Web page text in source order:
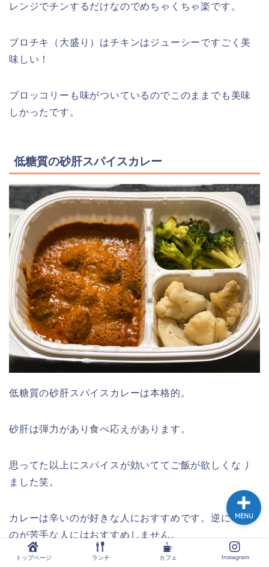
レンジでチンするだけなのでめちゃくちゃ楽です。
ブロチキ（大盛り）はチキンはジューシーですごく美
味しい！
ブロッコリーも味がついているのでこのままでも美味
しかったです。
低糖質の砂肝スパイスカレー
低糖質の砂肝スパイスカレーは本格的。
砂肝は弾力があり食べ応えがあります。
思ってた以上にスパイスが効いててご飯が欲しくなり
ました笑。
カレーは辛いのが好きな人におすすめです。逆に辛い
のが苦手な人にはおすすめしません。
トップページ ランチ カフェ Instagram
MENU
トップページ